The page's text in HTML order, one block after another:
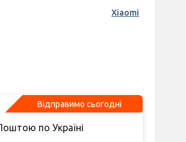
Xiaomi
Відправимо сьогодні
по Україні